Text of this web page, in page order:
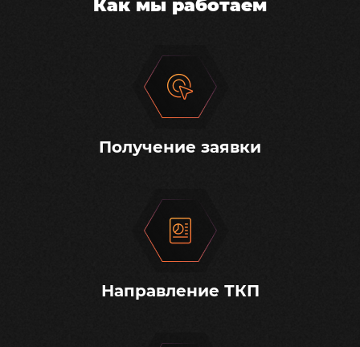
Как мы работаем
Получение заявки
Направление ТКП